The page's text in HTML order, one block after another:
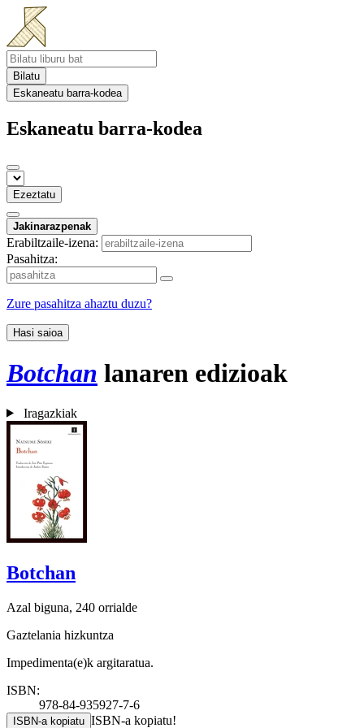
Bilatu
Eskaneatu barra-kodea
Eskaneatu barra-kodea
Ezeztatu
Jakinarazpenak
Erabiltzaile-izena:
Pasahitza:
Zure pasahitza ahaztu duzu?
Hasi saioa
Botchan lanaren edizioak
Iragazkiak
Botchan
Azal biguna, 240 orrialde
Gaztelania hizkuntza
Impedimenta(e)k argitaratua.
ISBN:
978-84-935927-7-6
ISBN-a kopiatu ISBN-a kopiatu!